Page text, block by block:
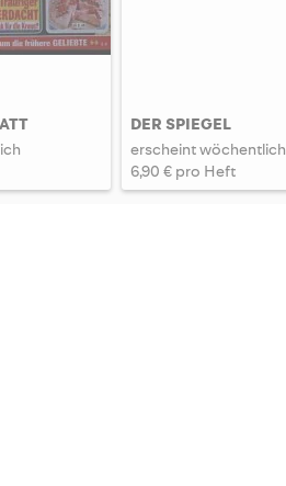
DER SPIEGEL
erscheint wöchentlich
6,90 € pro Heft